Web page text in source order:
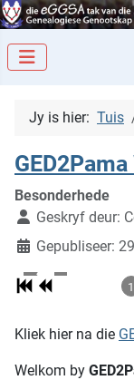
Jy is hier: Tuis
Besonderhede
Geskryf deur:
Gepubliseer:
1
Kliek hier na die
Welkom by